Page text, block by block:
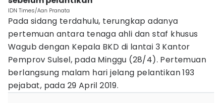
IDN Times/Aan Pranata
Pada sidang terdahulu, terungkap adanya
pertemuan antara tenaga ahli dan staf khusus
Wagub dengan Kepala BKD di lantai 3 Kantor
Pemprov Sulsel, pada Minggu (28/4). Pertemuan
berlangsung malam hari jelang pelantikan 193
pejabat, pada 29 April 2019.